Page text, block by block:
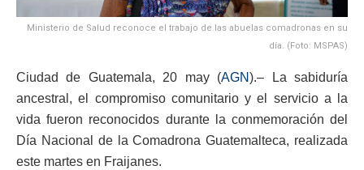
Ministerio de Salud reconoce el trabajo de las abuelas comadronas en su
día. (Foto: MSPAS)
Ciudad de Guatemala, 20 may (AGN).– La sabiduría
ancestral, el compromiso comunitario y el servicio a la
vida fueron reconocidos durante la conmemoración del
Día Nacional de la Comadrona Guatemalteca, realizada
este martes en Fraijanes.